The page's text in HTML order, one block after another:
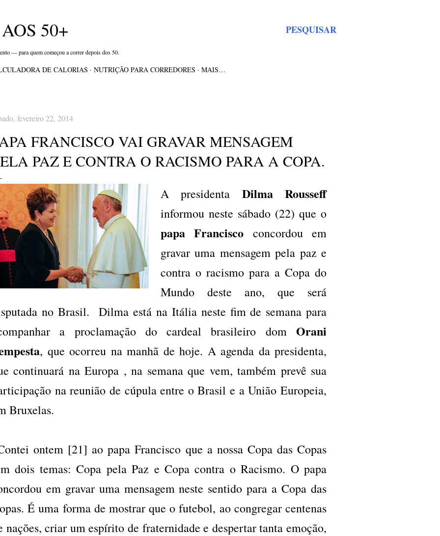
PESQUISAR
50+
— para quem começou a correr depois dos 50.
DE CALORIAS NUTRIÇÃO PARA CORREDORES MAIS…
fevereiro 22, 2014
FRANCISCO VAI GRAVAR MENSAGEM
PAZ E CONTRA O RACISMO PARA A COPA.
A presidenta Dilma Rousseff
informou neste sábado (22) que o
papa Francisco concordou em
gravar uma mensagem pela paz e
contra o racismo para a Copa do
Mundo deste ano, que será
no Brasil. Dilma está na Itália neste fim de semana para
a proclamação do cardeal brasileiro domOrani
, que ocorreu na manhã de hoje. A agenda da presidenta,
continuará na Europa , na semana que vem, também prevê sua
na reunião de cúpula entre o Brasil e a União Europeia,
Bruxelas.
ontem [21] ao papa Francisco que a nossa Copa das Copas
dois temas: Copa pela Paz e Copa contra o Racismo. O papa
em gravar uma mensagem neste sentido para a Copa das
É uma forma de mostrar que o futebol, ao congregar centenas
nações, criar um espírito de fraternidade e despertar tanta emoção,